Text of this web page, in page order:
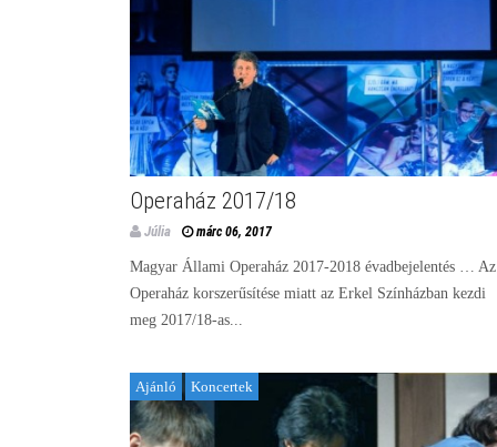
Operaház 2017/18
Júlia márc 06, 2017
Magyar Állami Operaház 2017-2018 évadbejelentés … Az
Operaház korszerűsítése miatt az Erkel Színházban kezdi
meg 2017/18-as...
Ajánló Koncertek